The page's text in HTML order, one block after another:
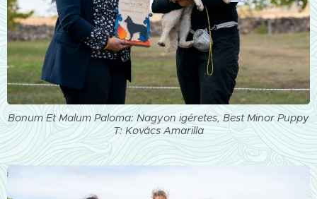
Bonum Et Malum Paloma: Nagyon igéretes, Best Minor Puppy
T: Kovács Amarilla